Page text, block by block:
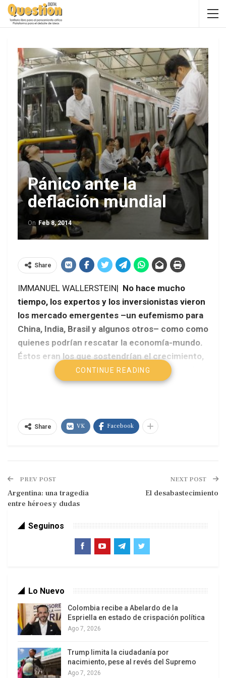
Pánico ante la
deflación mundial
On Feb 8, 2014
Share
IMMANUEL WALLERSTEIN| No hace mucho
tiempo, los expertos y los inversionistas vieron
los mercado emergentes –un eufemismo para
China, India, Brasil y algunos otros– como como
quienes podrían rescatar la economía-mundo.
Éstos eran los que sostendrían el crecimiento,
y por tanto la acumulación del capital, cuando
Estados Unidos, la Unión Europea y Japón
Por eso impacta cuando, en las dos pasadas
semanas, el Wall Street Journal (WSJ), Main
Internacional (FMI) hacen sonar la alarma ante el
colapso de esos mismos mercados emergentes,
preocupándose en particular de una deflación que
podría ser contagiosa. A mí me suena como
pánico apenas contenido.
Primero, una palabra respecto de la deflación. Un
CONTINUE READING
Share VK Facebook
PREV POST
Argentina: una tragedia
entre héroes y dudas
NEXT POST
El desabastecimiento
Seguinos
Lo Nuevo
Colombia recibe a Abelardo de la
Espriella en estado de crispación política
Ago 7, 2026
Trump limita la ciudadanía por
nacimiento, pese al revés del Supremo
Ago 7, 2026